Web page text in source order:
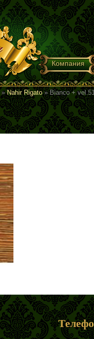
Компания
» Nahir Rigato » Bianco +